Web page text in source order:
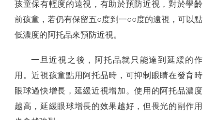
孩童保有輕度的遠視，有助於預防近視，對於學齡
前孩童，若仍有保留五○度到一○○度的遠視，可以點
低濃度的阿托品來預防近視。
一旦近視之後，阿托品就只能達到延緩的作
用。近視孩童點用阿托品時，可抑制眼睛在發育時
眼球過快增長，延緩近視增加。使用的阿托品濃度
越高，延緩眼球增長的效果越好，但畏光的副作用